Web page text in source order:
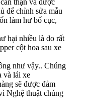
thận và được
để chỉnh sửa mẫu
làm hư bố cục,
hại nhiều là do rất
cột hoa sau xe
như vậy.. Chúng
và lái xe
sẽ được đảm
Nghệ thuật chúng